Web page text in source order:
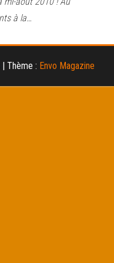
à la…
| Thème : Envo Magazine